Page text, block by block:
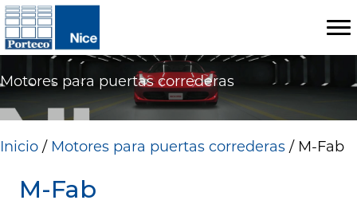
Motores para puertas correderas
Inicio / Motores para puertas correderas / M-Fab
M-Fab